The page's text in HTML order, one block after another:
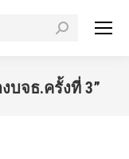
บจธ.ครั้งที่ 3”